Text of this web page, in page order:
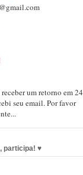
um retorno em 24
seu email. Por favor
participa! ♥